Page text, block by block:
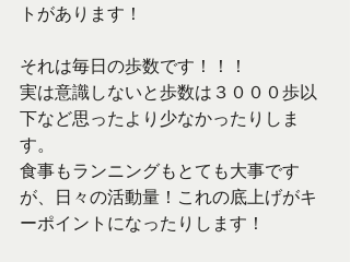
トがあります！
それは毎日の歩数です！！！
実は意識しないと歩数は３０００歩以
下など思ったより少なかったりしま
す。
食事もランニングもとても大事です
が、日々の活動量！これの底上げがキ
ーポイントになったりします！